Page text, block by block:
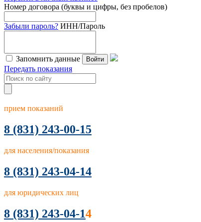
Номер договора (буквы и цифры, без пробелов)
Забыли пароль? ИНН/Пароль
Запомнить данные Войти
Передать показания
прием показаний
8 (831) 243-00-15
для населения/показания
8 (831) 243-04-14
для юридических лиц
8 (831) 243-04-14